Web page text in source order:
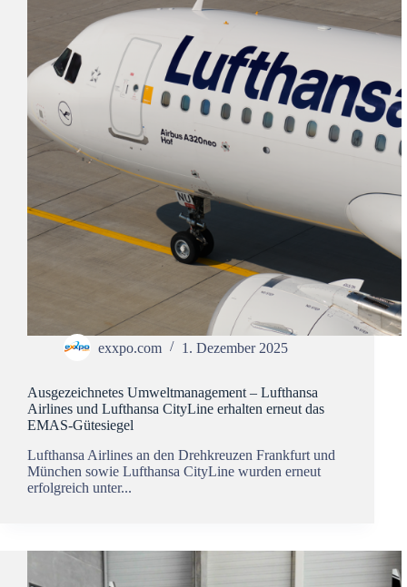
exxpo.com 1. Dezember 2025
Ausgezeichnetes Umweltmanagement – Lufthansa
Airlines und Lufthansa CityLine erhalten erneut das
EMAS-Gütesiegel
Lufthansa Airlines an den Drehkreuzen Frankfurt und
München sowie Lufthansa CityLine wurden erneut
erfolgreich unter...